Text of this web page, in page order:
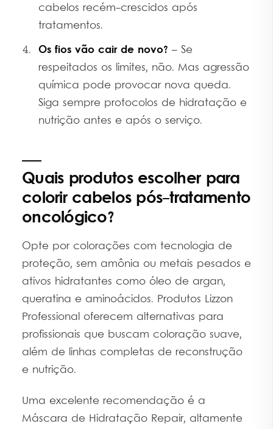
cabelos recém-crescidos após
tratamentos.
Os fios vão cair de novo? – Se
respeitados os limites, não. Mas agressão
química pode provocar nova queda.
Siga sempre protocolos de hidratação e
nutrição antes e após o serviço.
Quais produtos escolher para
colorir cabelos pós-tratamento
oncológico?
Opte por colorações com tecnologia de
proteção, sem amônia ou metais pesados e
ativos hidratantes como óleo de argan,
queratina e aminoácidos. Produtos Lizzon
Professional oferecem alternativas para
profissionais que buscam coloração suave,
além de linhas completas de reconstrução
e nutrição.
Uma excelente recomendação é a
Máscara de Hidratação Repair, altamente